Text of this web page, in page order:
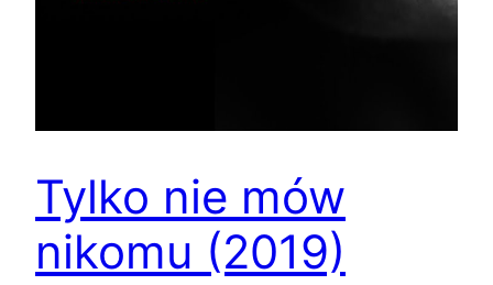
Tylko nie mów
nikomu (2019)